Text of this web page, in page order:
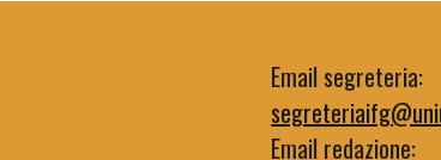
Email segreteria:
Email redazione: